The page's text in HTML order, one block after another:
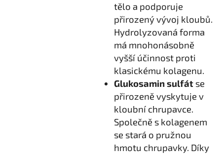
tělo a podporuje
přirozený vývoj kloubů.
Hydrolyzovaná forma
má mnohonásobně
vyšší účinnost proti
klasickému kolagenu.
Glukosamin sulfát se
přirozeně vyskytuje v
kloubní chrupavce.
Společně s kolagenem
se stará o pružnou
hmotu chrupavky. Díky